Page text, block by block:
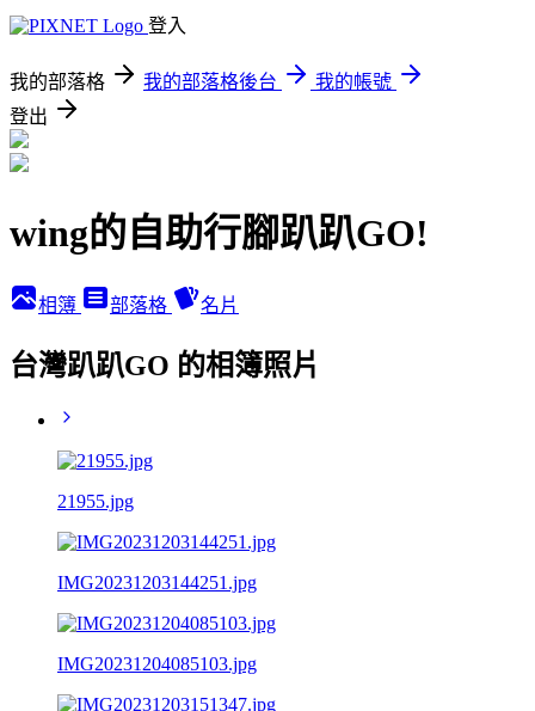
登入
我的部落格 我的部落格後台
我的帳號
登出
wing的自助行腳趴趴GO!
相簿 部落格 名片
台灣趴趴GO 的相簿照片
21955.jpg
IMG20231203144251.jpg
IMG20231204085103.jpg